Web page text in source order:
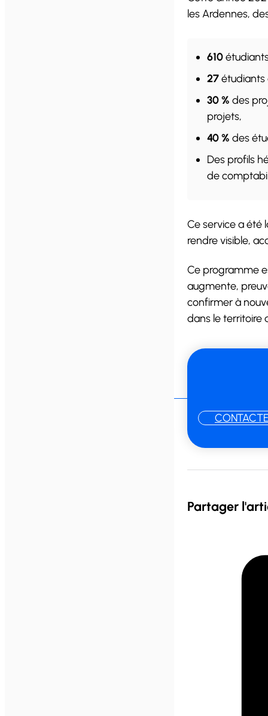
les Ardennes,
610
27
30 % des
projets,
40 % des
Des profils
de
Ce service a été
rendre visible,
Ce programme
augmente,
confirmer à
dans le territoire
Partager